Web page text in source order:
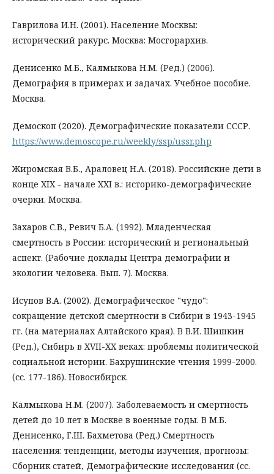
Гаврилова И.Н. (2001). Население Москвы:
исторический ракурс. Москва: Мосгорархив.
Денисенко М.Б., Калмыкова Н.М. (Ред.) (2006).
Демография в примерах и задачах. Учебное пособие.
Москва.
Демоскоп (2020). Демографические показатели СССР.
https://www.demoscope.ru/weekly/ssp/ussr.php
Жиромская В.Б., Араловец Н.А. (2018). Российские дети в
конце XIX - начале XXI в.: историко-демографические
очерки. Москва.
Захаров С.В., Ревич Б.А. (1992). Младенческая
смертность в России: исторический и региональный
аспект. (Рабочие доклады Центра демографии и
экологии человека. Вып. 7). Москва.
Исупов В.А. (2002). Демографическое "чудо":
сокращение детской смертности в Сибири в 1943-1945
гг. (на материалах Алтайского края). B В.И. Шишкин
(Ред.), Сибирь в XVII-ХХ веках: проблемы политической
социальной истории. Бахрушинские чтения 1999-2000.
(сс. 177-186). Новосибирск.
Калмыкова Н.М. (2007). Заболеваемость и смертность
детей до 10 лет в Москве в военные годы. В М.Б.
Денисенко, Г.Ш. Бахметова (Ред.) Смертность
населения: тенденции, методы изучения, прогнозы:
Сборник статей, Демографические исследования (сс.